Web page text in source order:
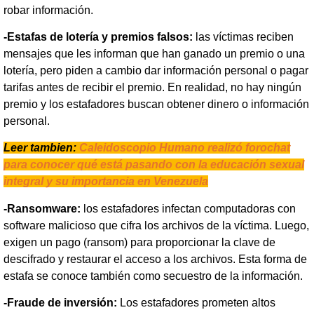
robar información.
-Estafas de lotería y premios falsos: las víctimas reciben
mensajes que les informan que han ganado un premio o una
lotería, pero piden a cambio dar información personal o pagar
tarifas antes de recibir el premio. En realidad, no hay ningún
premio y los estafadores buscan obtener dinero o información
personal.
Leer tambien: Caleidoscopio Humano realizó forochat
para conocer qué está pasando con la educación sexual
integral y su importancia en Venezuela
-Ransomware: los estafadores infectan computadoras con
software malicioso que cifra los archivos de la víctima. Luego,
exigen un pago (ransom) para proporcionar la clave de
descifrado y restaurar el acceso a los archivos. Esta forma de
estafa se conoce también como secuestro de la información.
-Fraude de inversión: Los estafadores prometen altos